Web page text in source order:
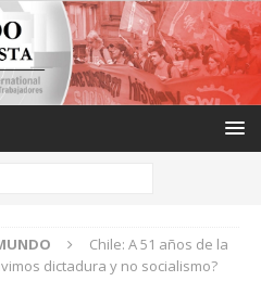
Chile: A 51 años de la
dictadura y no socialismo?